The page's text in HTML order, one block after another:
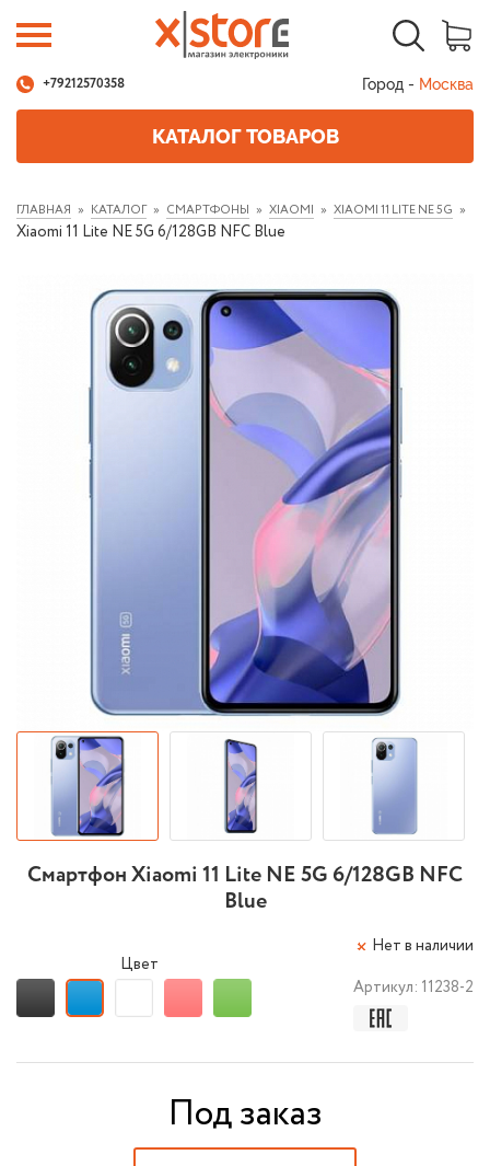
+79212570358 Город - Москва
КАТАЛОГ ТОВАРОВ
ГЛАВНАЯ КАТАЛОГ СМАРТФОНЫ XIAOMI XIAOMI 11 LITE NE 5G
Xiaomi 11 Lite NE 5G 6/128GB NFC Blue
Смартфон Xiaomi 11 Lite NE 5G 6/128GB NFC
Blue
Нет в наличии
Артикул: 11238-2
Цвет
Под заказ